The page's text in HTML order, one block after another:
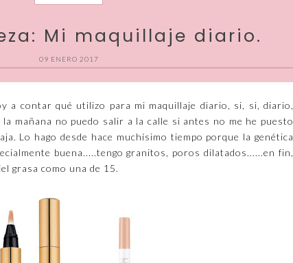
Mi maquillaje diario.
09 ENERO 2017
a contar qué utilizo para mi maquillaje diario, si, si, diario,
mañana no puedo salir a la calle si antes no me he puesto
Lo hago desde hace muchísimo tiempo porque la genética
buena.....tengo granitos, poros dilatados......en fin,
grasa como una de 15.